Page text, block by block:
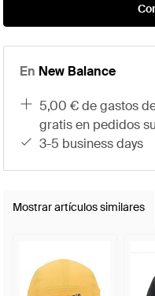
En New Balance
5,00 € de gastos de envío no incluidos. envío
gratis en pedidos
3-5 business days
Mostrar artículos similares